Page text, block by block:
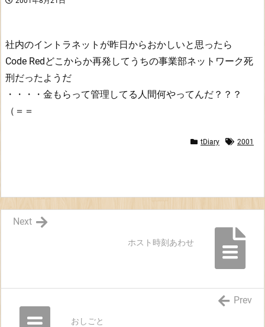
社内のイントラネットが昨日からおかしいと思ったら
Code Redどこからか再発してうちの事業部ネットワーク死
刑だったようだ
・・・・金もらって管理してる人間何やってんだ？？？
（＝＝
tDiary 2001
ホスト時刻あわせ
Next
おしごと
Prev